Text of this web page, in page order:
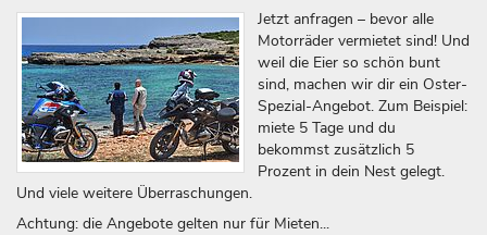
Jetzt anfragen – bevor alle
Motorräder vermietet sind! Und
weil die Eier so schön bunt
sind, machen wir dir ein Oster-
Spezial-Angebot. Zum Beispiel:
miete 5 Tage und du
bekommst zusätzlich 5
Prozent in dein Nest gelegt.
Und viele weitere Überraschungen.
Achtung: die Angebote gelten nur für Mieten...